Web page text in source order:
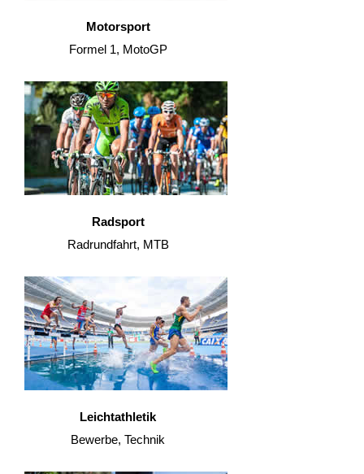
Motorsport
Formel 1, MotoGP
Radsport
Radrundfahrt, MTB
Leichtathletik
Bewerbe, Technik